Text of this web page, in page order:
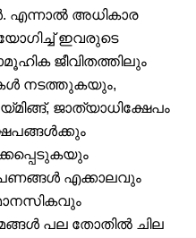
എന്നാൽ അധികാര
ഇവരുടെ
ജീവിതത്തിലും
നടത്തുകയും,
ജാത്യാധിക്ഷേപം
എക്കാലവും
പല തോതിൽ ചില